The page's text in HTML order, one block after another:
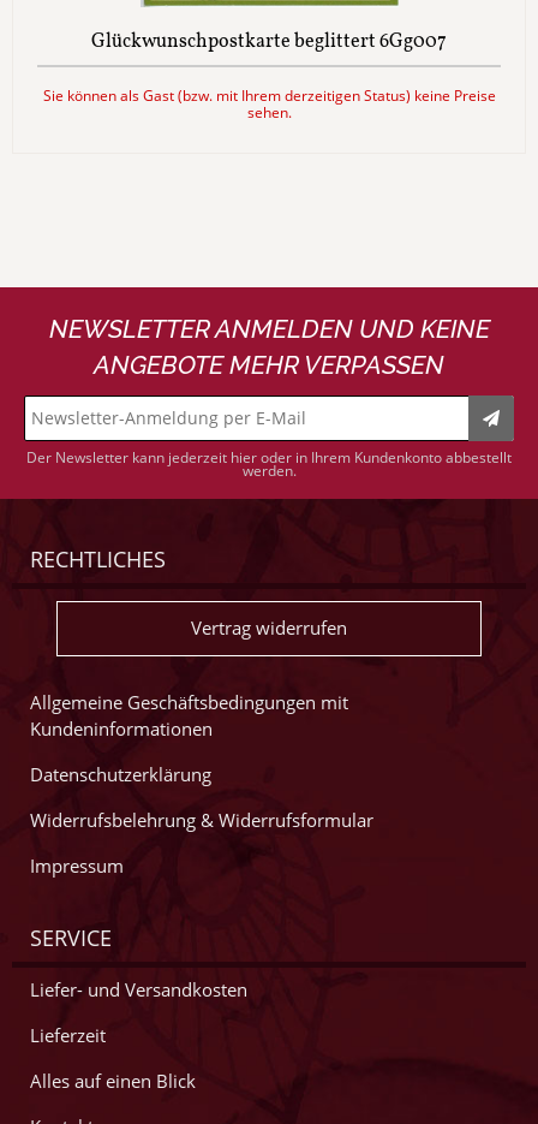
Glückwunschpostkarte beglittert 6Gg007
Sie können als Gast (bzw. mit Ihrem derzeitigen Status) keine Preise
sehen.
NEWSLETTER ANMELDEN UND KEINE
ANGEBOTE MEHR VERPASSEN
Der Newsletter kann jederzeit hier oder in Ihrem Kundenkonto abbestellt
werden.
RECHTLICHES
Vertrag widerrufen
Allgemeine Geschäftsbedingungen mit
Kundeninformationen
Datenschutzerklärung
Widerrufsbelehrung & Widerrufsformular
Impressum
SERVICE
Liefer- und Versandkosten
Lieferzeit
Alles auf einen Blick